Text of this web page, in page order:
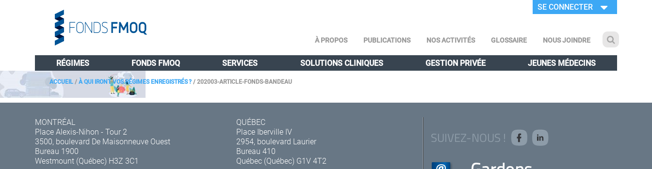
SE CONNECTER
À PROPOS PUBLICATIONS NOS ACTIVITÉS GLOSSAIRE NOUS JOINDRE
RÉGIMES FONDS FMOQ SERVICES SOLUTIONS CLINIQUES GESTION PRIVÉE JEUNES MÉDECINS
ACCUEIL /À QUI IRONT VOS RÉGIMES ENREGISTRÉS ?/202003-ARTICLE-FONDS-BANDEAU
MONTRÉAL
Place Alexis-Nihon - Tour 2
3500, boulevard De Maisonneuve Ouest
Bureau 1900
Westmount (Québec) H3Z 3C1
QUÉBEC
Place Iberville IV
2954, boulevard Laurier
Bureau 410
Québec (Québec) G1V 4T2
SUIVEZ-NOUS !